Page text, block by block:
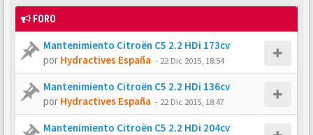
FORO
Mantenimiento Citroën C5 2.2 HDi 173cv
por Hydractives España - 22 Dic 2015, 18:54
Mantenimiento Citroën C5 2.2 HDi 136cv
por Hydractives España - 22 Dic 2015, 18:47
Mantenimiento Citroën C5 2.2 HDi 204cv